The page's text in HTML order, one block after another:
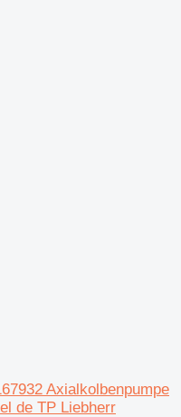
Axialkolbenpumpe
de TP Liebherr